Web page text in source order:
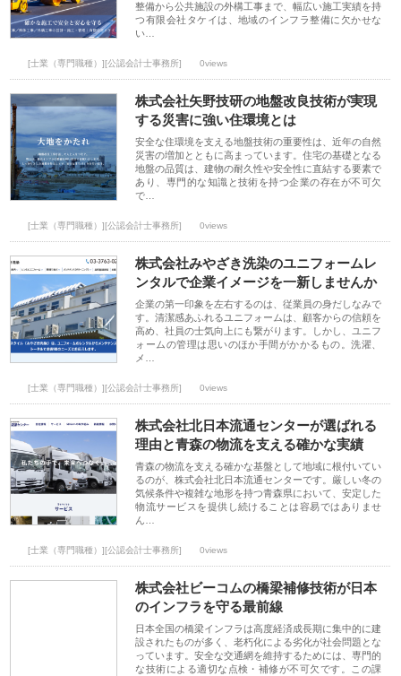
整備から公共施設の外構工事まで、幅広い施工実績を持
つ有限会社タケイは、地域のインフラ整備に欠かせな
い…
[士業（専門職種）][公認会計士事務所] 0views
株式会社矢野技研の地盤改良技術が実現
する災害に強い住環境とは
安全な住環境を支える地盤技術の重要性は、近年の自然
災害の増加とともに高まっています。住宅の基礎となる
地盤の品質は、建物の耐久性や安全性に直結する要素で
あり、専門的な知識と技術を持つ企業の存在が不可欠
で…
[士業（専門職種）][公認会計士事務所] 0views
株式会社みやざき洗染のユニフォームレ
ンタルで企業イメージを一新しませんか
企業の第一印象を左右するのは、従業員の身だしなみで
す。清潔感あふれるユニフォームは、顧客からの信頼を
高め、社員の士気向上にも繋がります。しかし、ユニフ
ォームの管理は思いのほか手間がかかるもの。洗濯、
メ…
[士業（専門職種）][公認会計士事務所] 0views
株式会社北日本流通センターが選ばれる
理由と青森の物流を支える確かな実績
青森の物流を支える確かな基盤として地域に根付いてい
るのが、株式会社北日本流通センターです。厳しい冬の
気候条件や複雑な地形を持つ青森県において、安定した
物流サービスを提供し続けることは容易ではありませ
ん…
[士業（専門職種）][公認会計士事務所] 0views
株式会社ビーコムの橋梁補修技術が日本
のインフラを守る最前線
日本全国の橋梁インフラは高度経済成長期に集中的に建
設されたものが多く、老朽化による劣化が社会問題とな
っています。安全な交通網を維持するためには、専門的
な技術による適切な点検・補修が不可欠です。この課